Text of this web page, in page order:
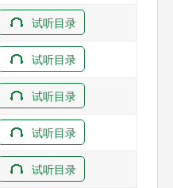
试听目录
试听目录
试听目录
试听目录
试听目录